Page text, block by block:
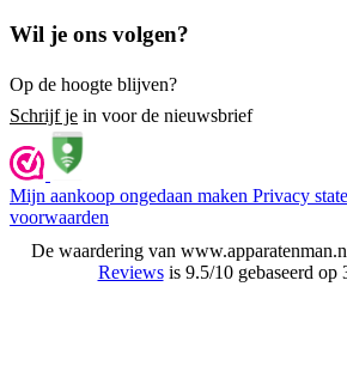
Wil je ons volgen?
Op de hoogte blijven?
Schrijf je in voor de nieuwsbrief
Mijn aankoop ongedaan maken Privacy
voorwaarden
De waardering van
Reviewsis 9.5/10 gebaseerd op